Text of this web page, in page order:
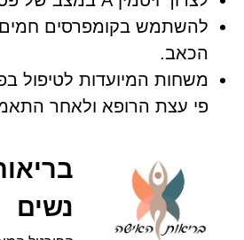
להשתמש בקומפרסים חמים
הכאב.
משחות המיועדות לטיפול
פי עצת הרופא ולאחר
נשים